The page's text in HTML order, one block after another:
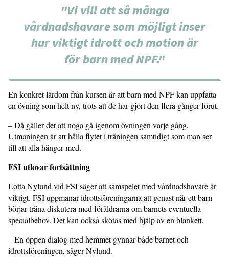
"Vi vill att så många
vårdnadshavare som möjligt inser
hur viktigt idrott och motion är
för barn med NPF."
En konkret lärdom från kursen är att barn med NPF kan uppfatta
en övning som helt ny, trots att de har gjort den flera gånger förut.
– Då gäller det att noga gå igenom övningen varje gång.
Utmaningen är att hålla flytet i träningen samtidigt som man ser
till att alla hänger med.
FSI utlovar fortsättning
Lotta Nylund vid FSI säger att samspelet med vårdnadshavare är
viktigt. FSI uppmanar idrottsföreningarna att genast när ett barn
börjar träna diskutera med föräldrarna om barnets eventuella
specialbehov. Det kan också skötas med hjälp av en blankett.
– En öppen dialog med hemmet gynnar både barnet och
idrottsföreningen, säger Nylund.